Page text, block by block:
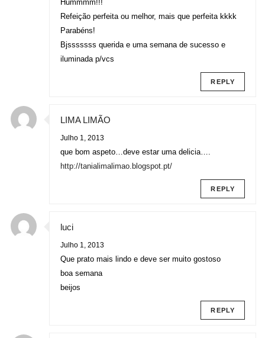
Hummmm!!!
Refeição perfeita ou melhor, mais que perfeita kkkk
Parabéns!
Bjsssssss querida e uma semana de sucesso e
iluminada p/vcs
REPLY
LIMA LIMÃO
Julho 1, 2013
que bom aspeto…deve estar uma delicia….
http://tanialimalimao.blogspot.pt/
REPLY
luci
Julho 1, 2013
Que prato mais lindo e deve ser muito gostoso
boa semana
beijos
REPLY